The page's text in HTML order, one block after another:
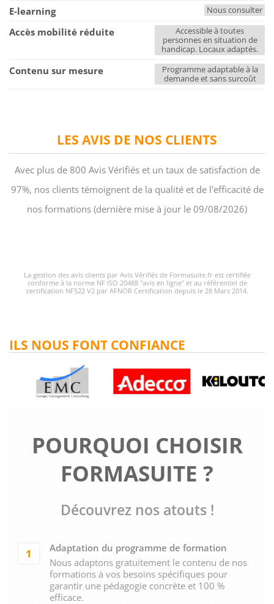
LES AVIS DE NOS CLIENTS
Avec plus de 800 Avis Vérifiés et un taux de satisfaction de
97%, nos clients témoignent de la qualité et de l'efficacité de
nos formations (dernière mise à jour le 09/08/2026)
La gestion des avis clients par Avis Vérifiés de Formasuite.fr est certifiée
conforme à la norme NF ISO 20488 "avis en ligne" et au référentiel de
certification NF522 V2 par AFNOR Certification depuis le 28 Mars 2014.
POURQUOI CHOISIR
FORMASUITE ?
Découvrez nos atouts !
1
Adaptation du programme de formation
Nous adaptons gratuitement le contenu de nos
formations à vos besoins spécifiques pour
garantir une pédagogie concrète et 100 %
efficace.
ILS NOUS FONT CONFIANCE
E-learning Nous consulter
Accès mobilité réduite
Accessible à toutes
personnes en situation de
handicap. Locaux adaptés.
Contenu sur mesure
Programme adaptable à la
demande et sans surcoût